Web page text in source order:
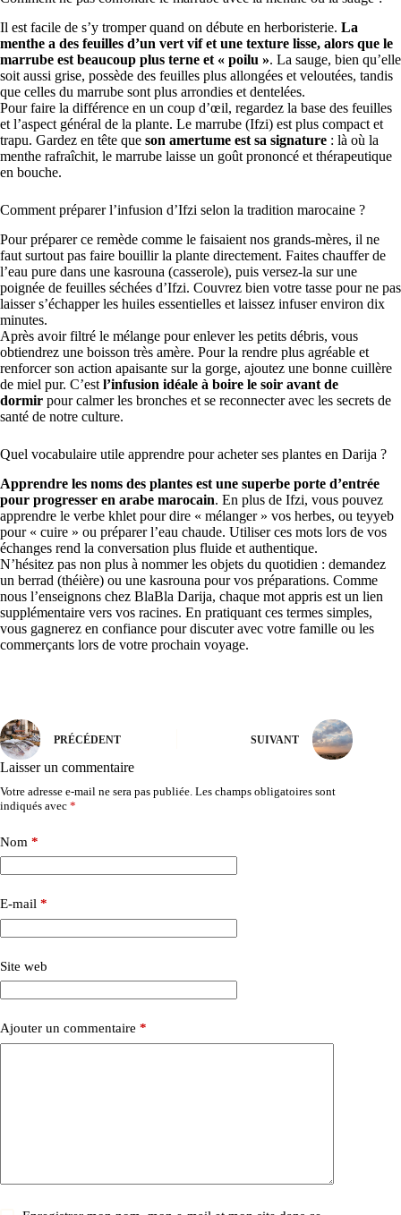
Il est facile de s’y tromper quand on débute en herboristerie. La
menthe a des feuilles d’un vert vif et une texture lisse, alors que le
marrube est beaucoup plus terne et « poilu ». La sauge, bien qu’elle
soit aussi grise, possède des feuilles plus allongées et veloutées, tandis
que celles du marrube sont plus arrondies et dentelées.
Pour faire la différence en un coup d’œil, regardez la base des feuilles
et l’aspect général de la plante. Le marrube (Ifzi) est plus compact et
trapu. Gardez en tête que son amertume est sa signature : là où la
menthe rafraîchit, le marrube laisse un goût prononcé et thérapeutique
en bouche.
Comment préparer l’infusion d’Ifzi selon la tradition marocaine ?
Pour préparer ce remède comme le faisaient nos grands-mères, il ne
faut surtout pas faire bouillir la plante directement. Faites chauffer de
l’eau pure dans une kasrouna (casserole), puis versez-la sur une
poignée de feuilles séchées d’Ifzi. Couvrez bien votre tasse pour ne pas
laisser s’échapper les huiles essentielles et laissez infuser environ dix
minutes.
Après avoir filtré le mélange pour enlever les petits débris, vous
obtiendrez une boisson très amère. Pour la rendre plus agréable et
renforcer son action apaisante sur la gorge, ajoutez une bonne cuillère
de miel pur. C’est l’infusion idéale à boire le soir avant de
dormir pour calmer les bronches et se reconnecter avec les secrets de
santé de notre culture.
Quel vocabulaire utile apprendre pour acheter ses plantes en Darija ?
Apprendre les noms des plantes est une superbe porte d’entrée
pour progresser en arabe marocain. En plus de Ifzi, vous pouvez
apprendre le verbe khlet pour dire « mélanger » vos herbes, ou teyyeb
pour « cuire » ou préparer l’eau chaude. Utiliser ces mots lors de vos
échanges rend la conversation plus fluide et authentique.
N’hésitez pas non plus à nommer les objets du quotidien : demandez
un berrad (théière) ou une kasrouna pour vos préparations. Comme
nous l’enseignons chez BlaBla Darija, chaque mot appris est un lien
supplémentaire vers vos racines. En pratiquant ces termes simples,
vous gagnerez en confiance pour discuter avec votre famille ou les
commerçants lors de votre prochain voyage.
PRÉCÉDENT SUIVANT
Laisser un commentaire
Votre adresse e-mail ne sera pas publiée. Les champs obligatoires sont
indiqués avec *
Nom *
E-mail *
Site web
Ajouter un commentaire *